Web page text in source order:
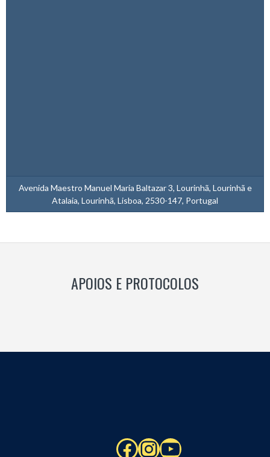
Avenida Maestro Manuel Maria Baltazar 3, Lourinhã, Lourinhã e
Atalaia, Lourinhã, Lisboa, 2530-147, Portugal
APOIOS E PROTOCOLOS
Facebook
Instagram
YouTube